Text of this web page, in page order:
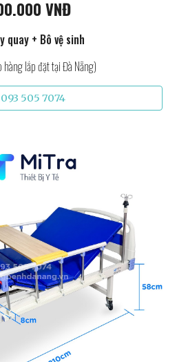
VNĐ
quay + Bô vệ sinh
hàng lắp đặt tại Đà Nẵng)
505 7074